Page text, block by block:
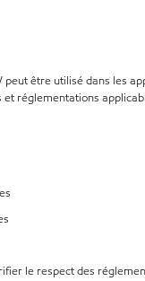
peut être utilisé dans les
et réglementations
le respect des